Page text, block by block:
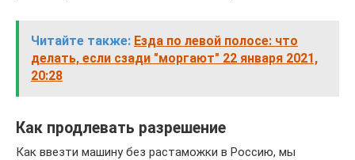
Читайте также: Езда по левой полосе: что
делать, если сзади "моргают" 22 января 2021,
20:28
Как продлевать разрешение
Как ввезти машину без растаможки в Россию, мы